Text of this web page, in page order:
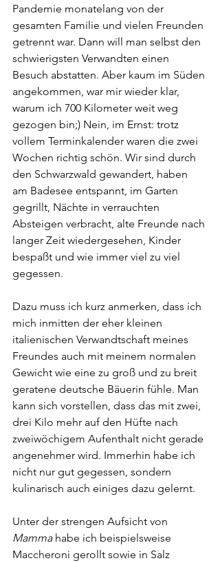
Pandemie monatelang von der
gesamten Familie und vielen Freunden
getrennt war. Dann will man selbst den
schwierigsten Verwandten einen
Besuch abstatten. Aber kaum im Süden
angekommen, war mir wieder klar,
warum ich 700 Kilometer weit weg
gezogen bin;) Nein, im Ernst: trotz
vollem Terminkalender waren die zwei
Wochen richtig schön. Wir sind durch
den Schwarzwald gewandert, haben
am Badesee entspannt, im Garten
gegrillt, Nächte in verrauchten
Absteigen verbracht, alte Freunde nach
langer Zeit wiedergesehen, Kinder
bespaßt und wie immer viel zu viel
gegessen.
Dazu muss ich kurz anmerken, dass ich
mich inmitten der eher kleinen
italienischen Verwandtschaft meines
Freundes auch mit meinem normalen
Gewicht wie eine zu groß und zu breit
geratene deutsche Bäuerin fühle. Man
kann sich vorstellen, dass das mit zwei,
drei Kilo mehr auf den Hüfte nach
zweiwöchigem Aufenthalt nicht gerade
angenehmer wird. Immerhin habe ich
nicht nur gut gegessen, sondern
kulinarisch auch einiges dazu gelernt.
Unter der strengen Aufsicht von
Mamma habe ich beispielsweise
Maccheroni gerollt sowie in Salz